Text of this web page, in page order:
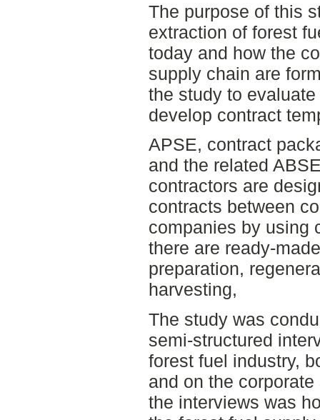
The purpose of this
extraction of forest
today and how the
supply chain are
the study to
develop contract
APSE, contract
and the related
contractors are
contracts between
companies by using
there are ready-
preparation,
harvesting,
The study was
semi-structured
forest fuel industry,
and on the
the interviews was